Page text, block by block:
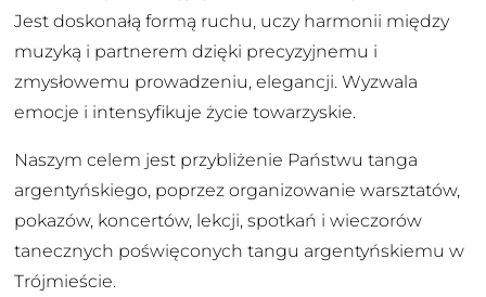
Jest doskonałą formą ruchu, uczy harmonii między
muzyką i partnerem dzięki precyzyjnemu i
zmysłowemu prowadzeniu, elegancji. Wyzwala
emocje i intensyfikuje życie towarzyskie.
Naszym celem jest przybliżenie Państwu tanga
argentyńskiego, poprzez organizowanie warsztatów,
pokazów, koncertów, lekcji, spotkań i wieczorów
tanecznych poświęconych tangu argentyńskiemu w
Trójmieście.